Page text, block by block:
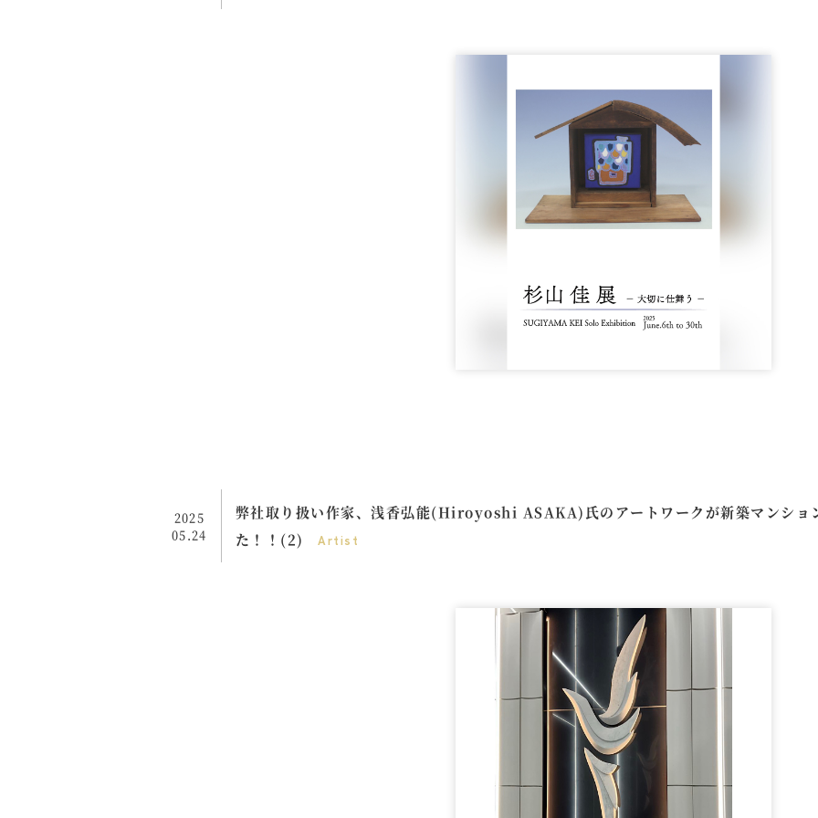
2025
05.24
弊社取り扱い作家、浅香弘能(Hiroyoshi ASAKA)氏のアートワークが新築マンショ
た！！(2)
Artist